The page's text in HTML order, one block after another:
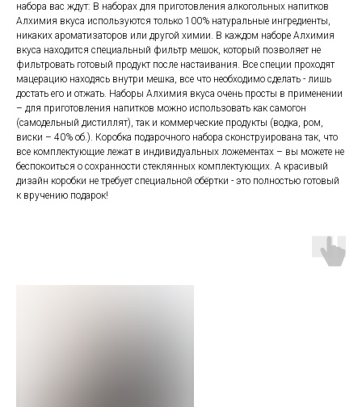
набора вас ждут: В наборах для приготовления алкогольных напитков
Алхимия вкуса используются только 100% натуральные ингредиенты,
никаких ароматизаторов или другой химии. В каждом наборе Алхимия
вкуса находится специальный фильтр мешок, который позволяет не
фильтровать готовый продукт после настаивания. Все специи проходят
мацерацию находясь внутри мешка, все что необходимо сделать - лишь
достать его и отжать. Наборы Алхимия вкуса очень просты в применении
– для приготовления напитков можно использовать как самогон
(самодельный дистиллят), так и коммерческие продукты (водка, ром,
виски – 40% об.). Коробка подарочного набора сконструирована так, что
все комплектующие лежат в индивидуальных ложементах – вы можете не
беспокоиться о сохранности стеклянных комплектующих. А красивый
дизайн коробки не требует специальной обёртки - это полностью готовый
к вручению подарок!